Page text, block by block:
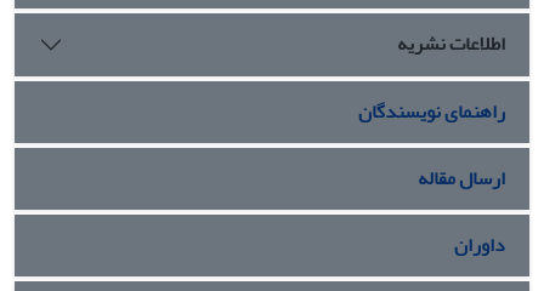
اهداف مادی، بر مبانی دینی و ارزش های الهی و معنوی قوام یافته
است. لذا نظام حقوقی جمهوری اسلامی ایران را در مقایسه با
پارادایم های جهانی می­توان یک الگوی نوین، جامع و متعالی قلمداد
کرد.
اطلاعات نشریه
راهنمای نویسندگان
ارسال مقاله
داوران